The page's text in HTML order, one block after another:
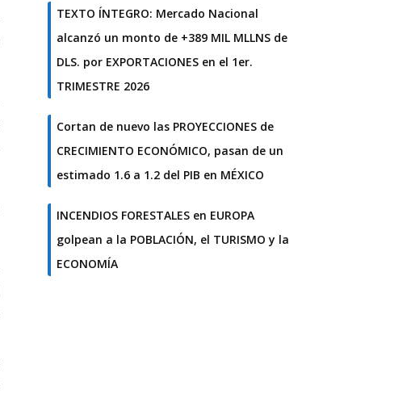
TEXTO ÍNTEGRO: Mercado Nacional
alcanzó un monto de +389 MIL MLLNS de
DLS. por EXPORTACIONES en el 1er.
TRIMESTRE 2026
Cortan de nuevo las PROYECCIONES de
CRECIMIENTO ECONÓMICO, pasan de un
estimado 1.6 a 1.2 del PIB en MÉXICO
INCENDIOS FORESTALES en EUROPA
golpean a la POBLACIÓN, el TURISMO y la
ECONOMÍA